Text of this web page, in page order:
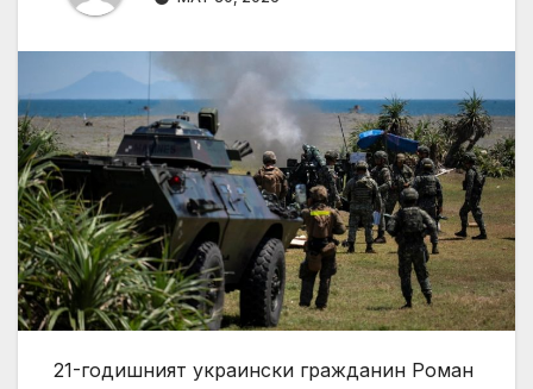
21-годишният украински гражданин Роман